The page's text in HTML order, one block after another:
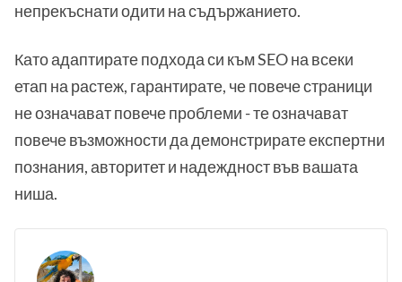
непрекъснати одити на съдържанието.
Като адаптирате подхода си към SEO на всеки
етап на растеж, гарантирате, че повече страници
не означават повече проблеми - те означават
повече възможности да демонстрирате експертни
познания, авторитет и надеждност във вашата
ниша.